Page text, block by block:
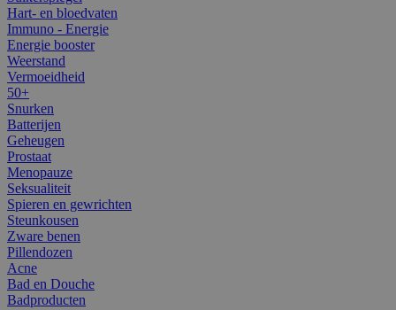
Hart- en bloedvaten
Immuno - Energie
Energie booster
Weerstand
Vermoeidheid
50+
Snurken
Batterijen
Geheugen
Prostaat
Menopauze
Seksualiteit
Spieren en gewrichten
Steunkousen
Zware benen
Pillendozen
Acne
Bad en Douche
Badproducten